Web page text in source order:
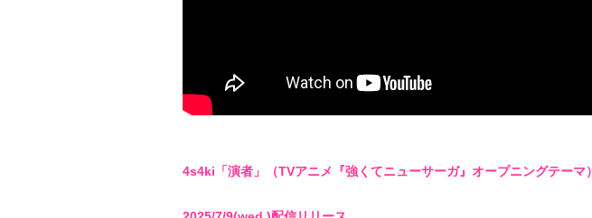
4s4ki「演者」（TVアニメ『強くてニューサーガ』オープニングテーマ）